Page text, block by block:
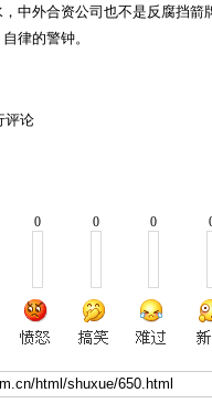
外合资公司也不是反腐挡箭
律的警钟。
评论
0 0 0